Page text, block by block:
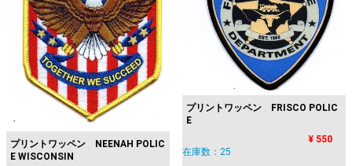
プリントワッペン NEENAH POLIC
E WISCONSIN
プリントワッペン FRISCO POLIC
E
¥ 550
在庫数：25